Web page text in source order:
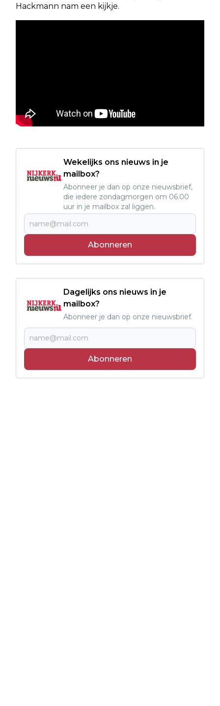
Hackmann nam een kijkje.
Wekelijks ons nieuws in je
mailbox?
Abonneer je dan op onze nieuwsbrief,
die iedere zondagmorgen om 06.00
uur in je mailbox zal liggen.
Abonneren
Dagelijks ons nieuws in je
mailbox?
Abonneer je dan op onze nieuwsbrief.
Abonneren